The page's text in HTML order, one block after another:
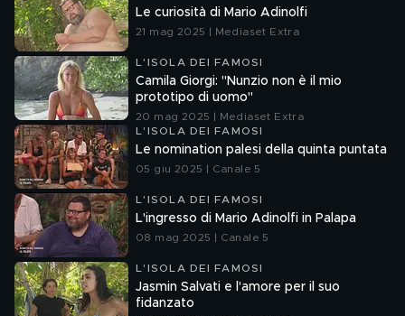
Le curiosità di Mario Adinolfi
21 mag 2025 | Mediaset Extra
L'ISOLA DEI FAMOSI
Camila Giorgi: "Nunzio non è il mio
prototipo di uomo"
20 mag 2025 | Mediaset Extra
L'ISOLA DEI FAMOSI
Le nomination palesi della quinta puntata
05 giu 2025 | Canale 5
L'ISOLA DEI FAMOSI
L'ingresso di Mario Adinolfi in Palapa
08 mag 2025 | Canale 5
L'ISOLA DEI FAMOSI
Jasmin Salvati e l'amore per il suo
fidanzato